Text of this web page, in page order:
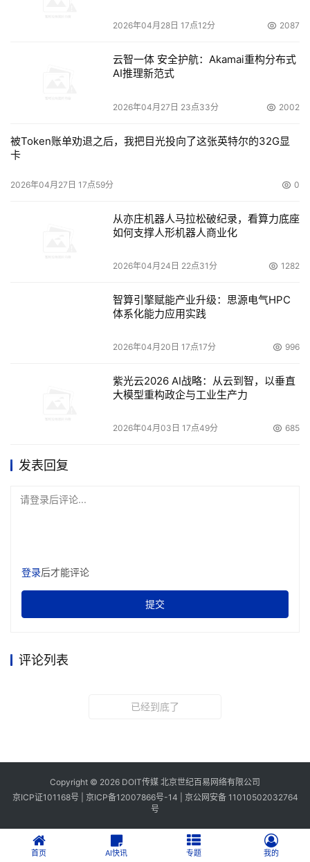
2026年04月28日 17点12分 2087
云智一体 安全护航：Akamai重构分布式
AI推理新范式
2026年04月27日 23点33分 2002
被Token账单劝退之后，我把目光投向了这张英特尔的32G显
卡
2026年04月27日 17点59分 0
从亦庄机器人马拉松破纪录，看算力底座
如何支撑人形机器人商业化
2026年04月24日 22点31分 1282
智算引擎赋能产业升级：思源电气HPC
体系化能力应用实践
2026年04月20日 17点17分 996
紫光云2026 AI战略：从云到智，以垂直
大模型重构政企与工业生产力
2026年04月03日 17点49分 685
发表回复
请登录后评论...
登录后才能评论
提交
评论列表
已经到底了
Copyright © 2026 DOIT传媒 北京世纪百易网络有限公司
京ICP证101168号 | 京ICP备12007866号-14
京公网安备 11010502032764
号
首页 AI快讯 专题 我的